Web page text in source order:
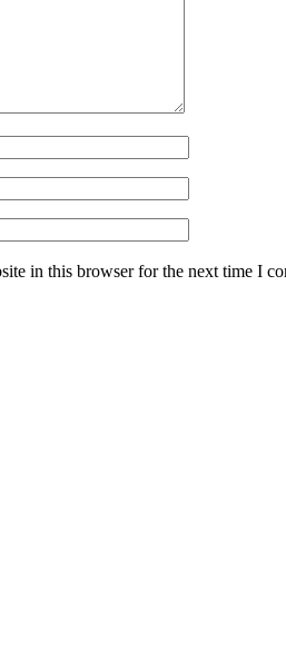
in this browser for the next time I